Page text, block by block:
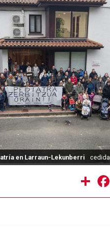
en Larraun-Lekunberri cedida
Share